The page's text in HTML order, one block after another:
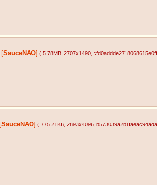
[SauceNAO] ( 5.78MB , 2707x1490 ,
[SauceNAO] ( 775.21KB , 2893x4096 ,